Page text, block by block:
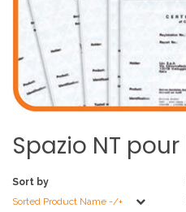
Spazio NT pour
Sort by
Sorted Product Name -/+